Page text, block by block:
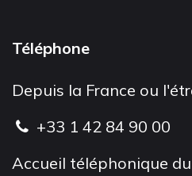
Téléphone
Depuis la France ou
+33 1 42 84 90 00
Accueil téléphonique